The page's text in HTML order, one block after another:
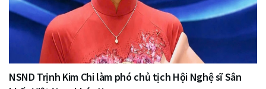
NSND Trịnh Kim Chi làm phó chủ tịch Hội Nghệ sĩ Sân